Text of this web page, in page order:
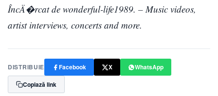
ÎncÄ�rcat de wonderful-life1989. – Music videos,
artist interviews, concerts and more.
DISTRIBUIE Facebook X
WhatsApp
Copiază link